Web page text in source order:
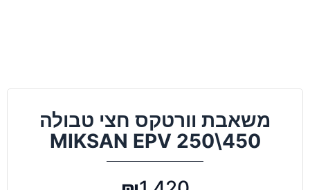
משאבת וורטקס חצי טבולה
MIKSAN EPV 250\450